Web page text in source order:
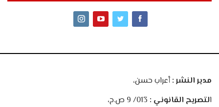
مدير النشر :أعراب حسن،
التصريح القانوني :